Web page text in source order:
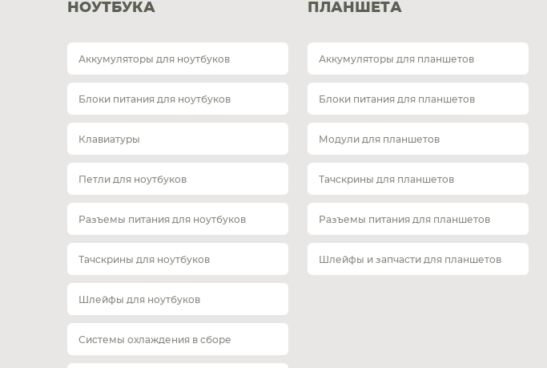
НОУТБУКА
Аккумуляторы для ноутбуков
Блоки питания для ноутбуков
Клавиатуры
Петли для ноутбуков
Разъемы питания для ноутбуков
Тачскрины для ноутбуков
Шлейфы для ноутбуков
Системы охлаждения в сборе
ПЛАНШЕТА
Аккумуляторы для планшетов
Блоки питания для планшетов
Модули для планшетов
Тачскрины для планшетов
Разъемы питания для планшетов
Шлейфы и запчасти для планшетов